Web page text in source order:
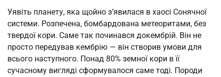
Уявіть планету, яка щойно з’явилася в хаосі Сонячної
системи. Розпечена, бомбардована метеоритами, без
твердої кори. Саме так починався докембрій. Він не
просто передував кембрію — він створив умови для
всього наступного. Понад 80% земної кори в її
сучасному вигляді сформувалося саме тоді. Породи